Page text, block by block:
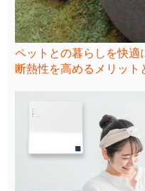
ペットとの暮らしを快適
断熱性を高めるメリッ